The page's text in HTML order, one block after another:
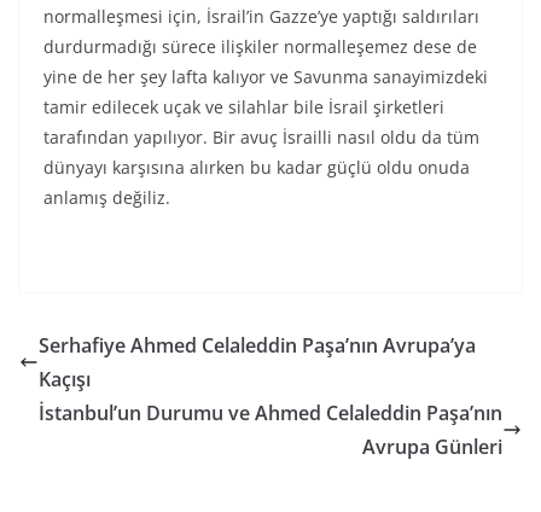
normalleşmesi için, İsrail’in Gazze’ye yaptığı saldırıları
durdurmadığı sürece ilişkiler normalleşemez dese de
yine de her şey lafta kalıyor ve Savunma sanayimizdeki
tamir edilecek uçak ve silahlar bile İsrail şirketleri
tarafından yapılıyor. Bir avuç İsrailli nasıl oldu da tüm
dünyayı karşısına alırken bu kadar güçlü oldu onuda
anlamış değiliz.
Serhafiye Ahmed Celaleddin Paşa’nın Avrupa’ya
Kaçışı
İstanbul’un Durumu ve Ahmed Celaleddin Paşa’nın
Avrupa Günleri